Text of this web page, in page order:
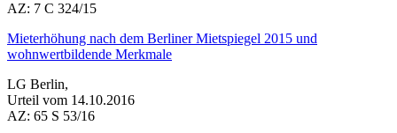
AZ: 7 C 324/15
Mieterhöhung nach dem Berliner Mietspiegel 2015 und
wohnwertbildende Merkmale
LG Berlin,
Urteil vom 14.10.2016
AZ: 65 S 53/16